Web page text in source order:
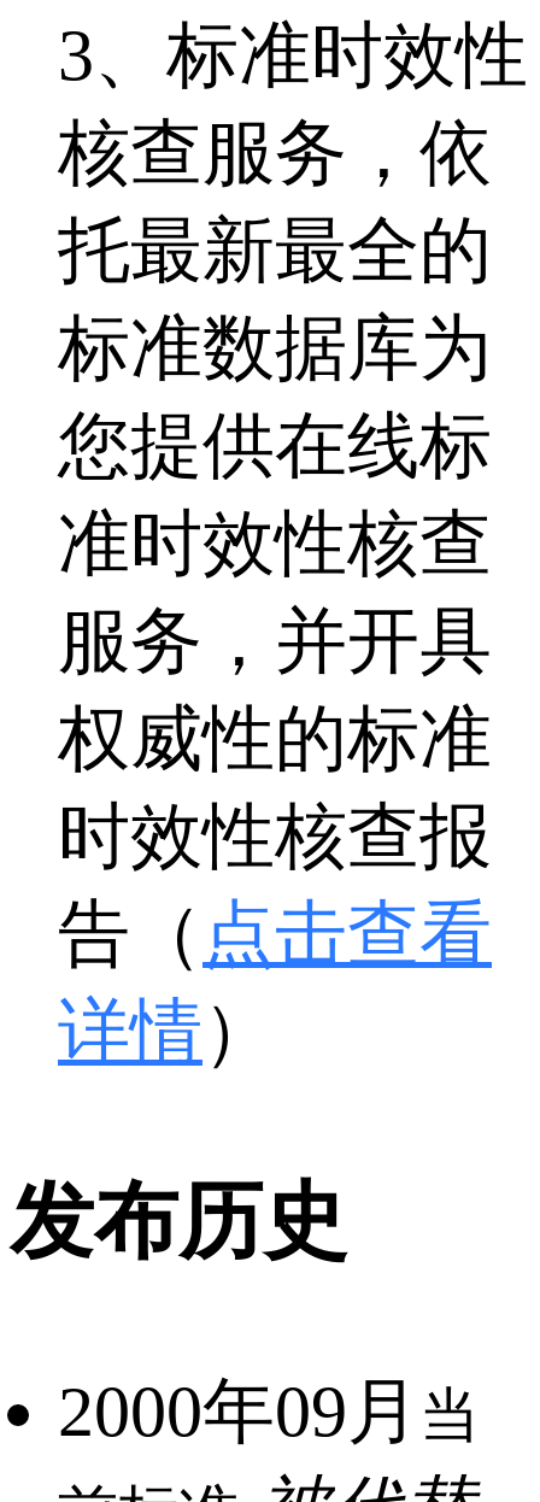
3、标准时效性
核查服务，依
托最新最全的
标准数据库为
您提供在线标
准时效性核查
服务，并开具
权威性的标准
时效性核查报
告（ 点击查看
详情）
发布历史
2000年09月 当